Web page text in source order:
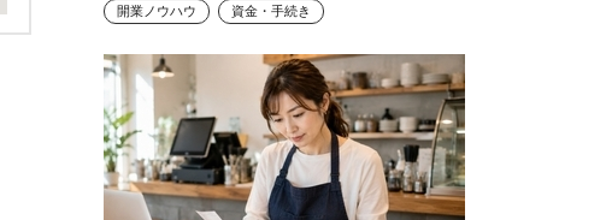
開業ノウハウ 資金・手続き